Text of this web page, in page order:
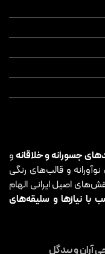
جسورانه و خلاقانهو
و قالب‌های رنگی
اصیل ایرانی الهام
با نیازها و سلیقه‌های
آران و بیدگل